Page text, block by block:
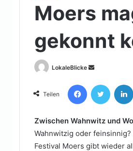
Moers
gekonnt
LokaleBlicke
Sende
eine
E-
Teilen
FacebookTwitter
Zwischen Wahnwitz und
Wahnwitzig oder
Festival Moers gibt wieder